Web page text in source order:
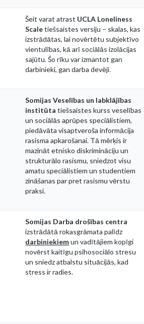
Šeit varat atrast UCLA Loneliness
Scaletiešsaistes versiju – skalas, kas
izstrādātas, lai novērtētu subjektīvo
vientulības, kā arī sociālās izolācijas
sajūtu. Šo rīku var izmantot gan
darbinieki, gan darba devēji.
Somijas Veselības un labklājības
institūta tiešsaistes kurss veselības
un sociālās aprūpes speciālistiem,
piedāvāta visaptveroša informācija
rasisma apkarošanai. Tā mērķis ir
mazināt etnisko diskrimināciju un
strukturālo rasismu, sniedzot visu
amatu speciālistiem un studentiem
zināšanas par pret rasismu vērstu
praksi.
Somijas Darba drošības centra
izstrādātā rokasgrāmata palīdz
darbiniekiemun vadītājiem kopīgi
novērst kaitīgu psihosociālo stresu
un sniedz atbalstu situācijās, kad
stress ir radies.